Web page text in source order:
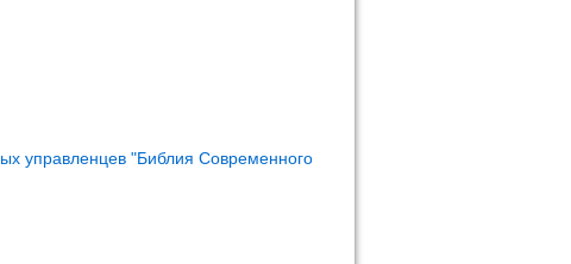
управленцев "Библия Современного